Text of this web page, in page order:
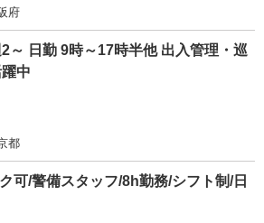
府
～ 日勤 9時～17時半他 出入管理・巡
中
都
可/警備スタッフ/8h勤務/シフト制/日